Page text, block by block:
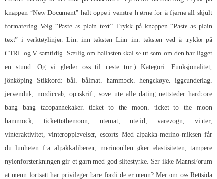
knappen “New Document” helt oppe i venstre hjørne for å fjerne all skjult
formatering Velg “Paste as plain text” Trykk på knappen “Paste as plain
text” i verktøylinjen Lim inn teksten Lim inn teksten ved å trykke på
CTRL og V samtidig. Særlig om ballasten skal se ut som om den har ligget
en stund. Og vi gleder oss til neste tur:) Kategori: Funksjonalitet,
jönköping Stikkord: bål, bålmat, hammock, hengekøye, iggeunderlag,
jervenduk, nordiccab, oppskrift, sove ute alle dating nettsteder hardcore
bang bang tacopannekaker, ticket to the moon, ticket to the moon
hammock, tickettothemoon, utemat, utetid, varevogn, vinter,
vinteraktivitet, vinteropplevelser, escorts Med alpakka-merino-miksen får
du lunheten fra alpakkafiberen, merinoullen øker elastisiteten, tampere
nylonforsterkningen gir et garn med god slitestyrke. Ser ikke MannsForum
at menn fortsatt har privileger bare fordi de er menn? Mer om oss Rettsida